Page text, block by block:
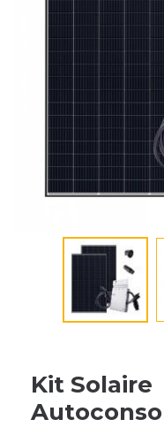
Kit Solaire